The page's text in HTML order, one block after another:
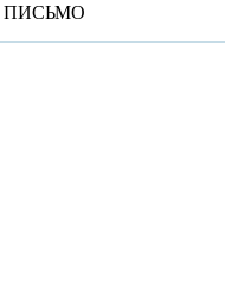
ПИСЬМО